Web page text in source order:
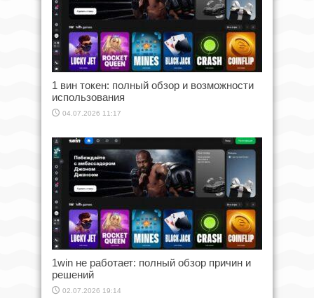
1 вин токен: полный обзор и возможности
использования
04.07.2026 11:17
1win не работает: полный обзор причин и
решений
02.07.2026 19:14